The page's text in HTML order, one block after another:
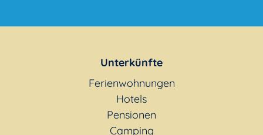
Unterkünfte
Ferienwohnungen
Hotels
Pensionen
Camping